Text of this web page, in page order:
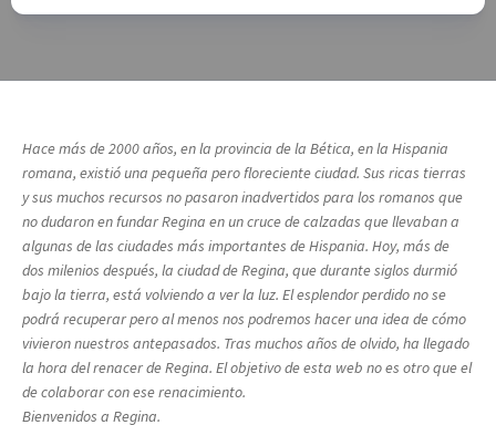
Hace más de 2000 años, en la provincia de la Bética, en la Hispania
romana, existió una pequeña pero floreciente ciudad. Sus ricas tierras
y sus muchos recursos no pasaron inadvertidos para los romanos que
no dudaron en fundar Regina en un cruce de calzadas que llevaban a
algunas de las ciudades más importantes de Hispania. Hoy, más de
dos milenios después, la ciudad de Regina, que durante siglos durmió
bajo la tierra, está volviendo a ver la luz. El esplendor perdido no se
podrá recuperar pero al menos nos podremos hacer una idea de cómo
vivieron nuestros antepasados. Tras muchos años de olvido, ha llegado
la hora del renacer de Regina. El objetivo de esta web no es otro que el
de colaborar con ese renacimiento.
Bienvenidos a Regina.